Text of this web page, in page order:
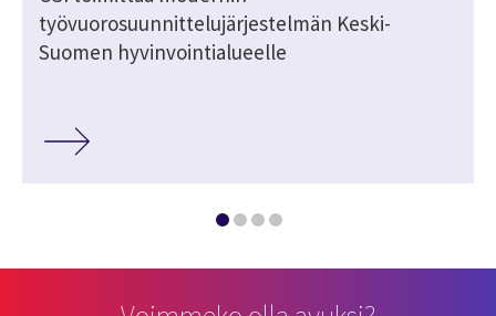
työvuorosuunnittelujärjestelmän Keski-
Suomen hyvinvointialueelle